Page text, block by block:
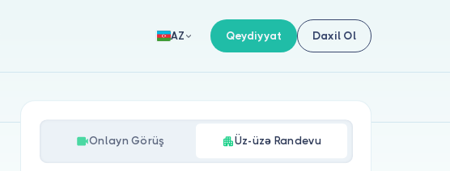
AZ Qeydiyyat Daxil Ol
Onlayn Görüş Üz-üzə Randevu